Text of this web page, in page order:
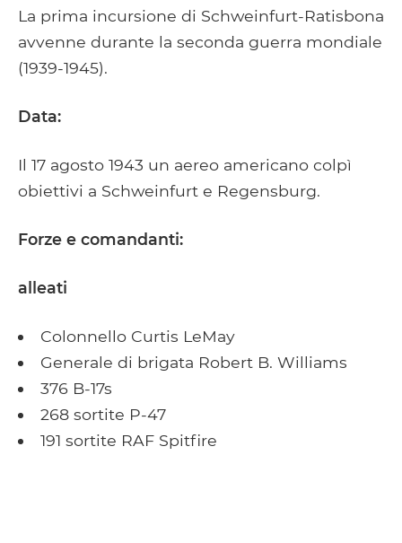
La prima incursione di Schweinfurt-Ratisbona
avvenne durante la seconda guerra mondiale
(1939-1945).
Data:
Il 17 agosto 1943 un aereo americano colpì
obiettivi a Schweinfurt e Regensburg.
Forze e comandanti:
alleati
Colonnello Curtis LeMay
Generale di brigata Robert B. Williams
376 B-17s
268 sortite P-47
191 sortite RAF Spitfire